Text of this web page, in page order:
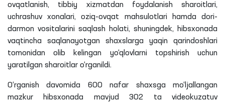
ovqatlanish, tibbiy xizmatdan foydalanish sharoitlari,
uchrashuv xonalari, oziq-ovqat mahsulotlari hamda dori-
darmon vositalarini saqlash holati, shuningdek, hibsxonada
vaqtincha saqlanayotgan shaxslarga yaqin qarindoshlari
tomonidan olib kelingan yo‘qlovlarni topshirish uchun
yaratilgan sharoitlar o‘rganildi.
O‘rganish davomida 600 nafar shaxsga mo‘ljallangan
mazkur hibsxonada mavjud 302 ta videokuzatuv